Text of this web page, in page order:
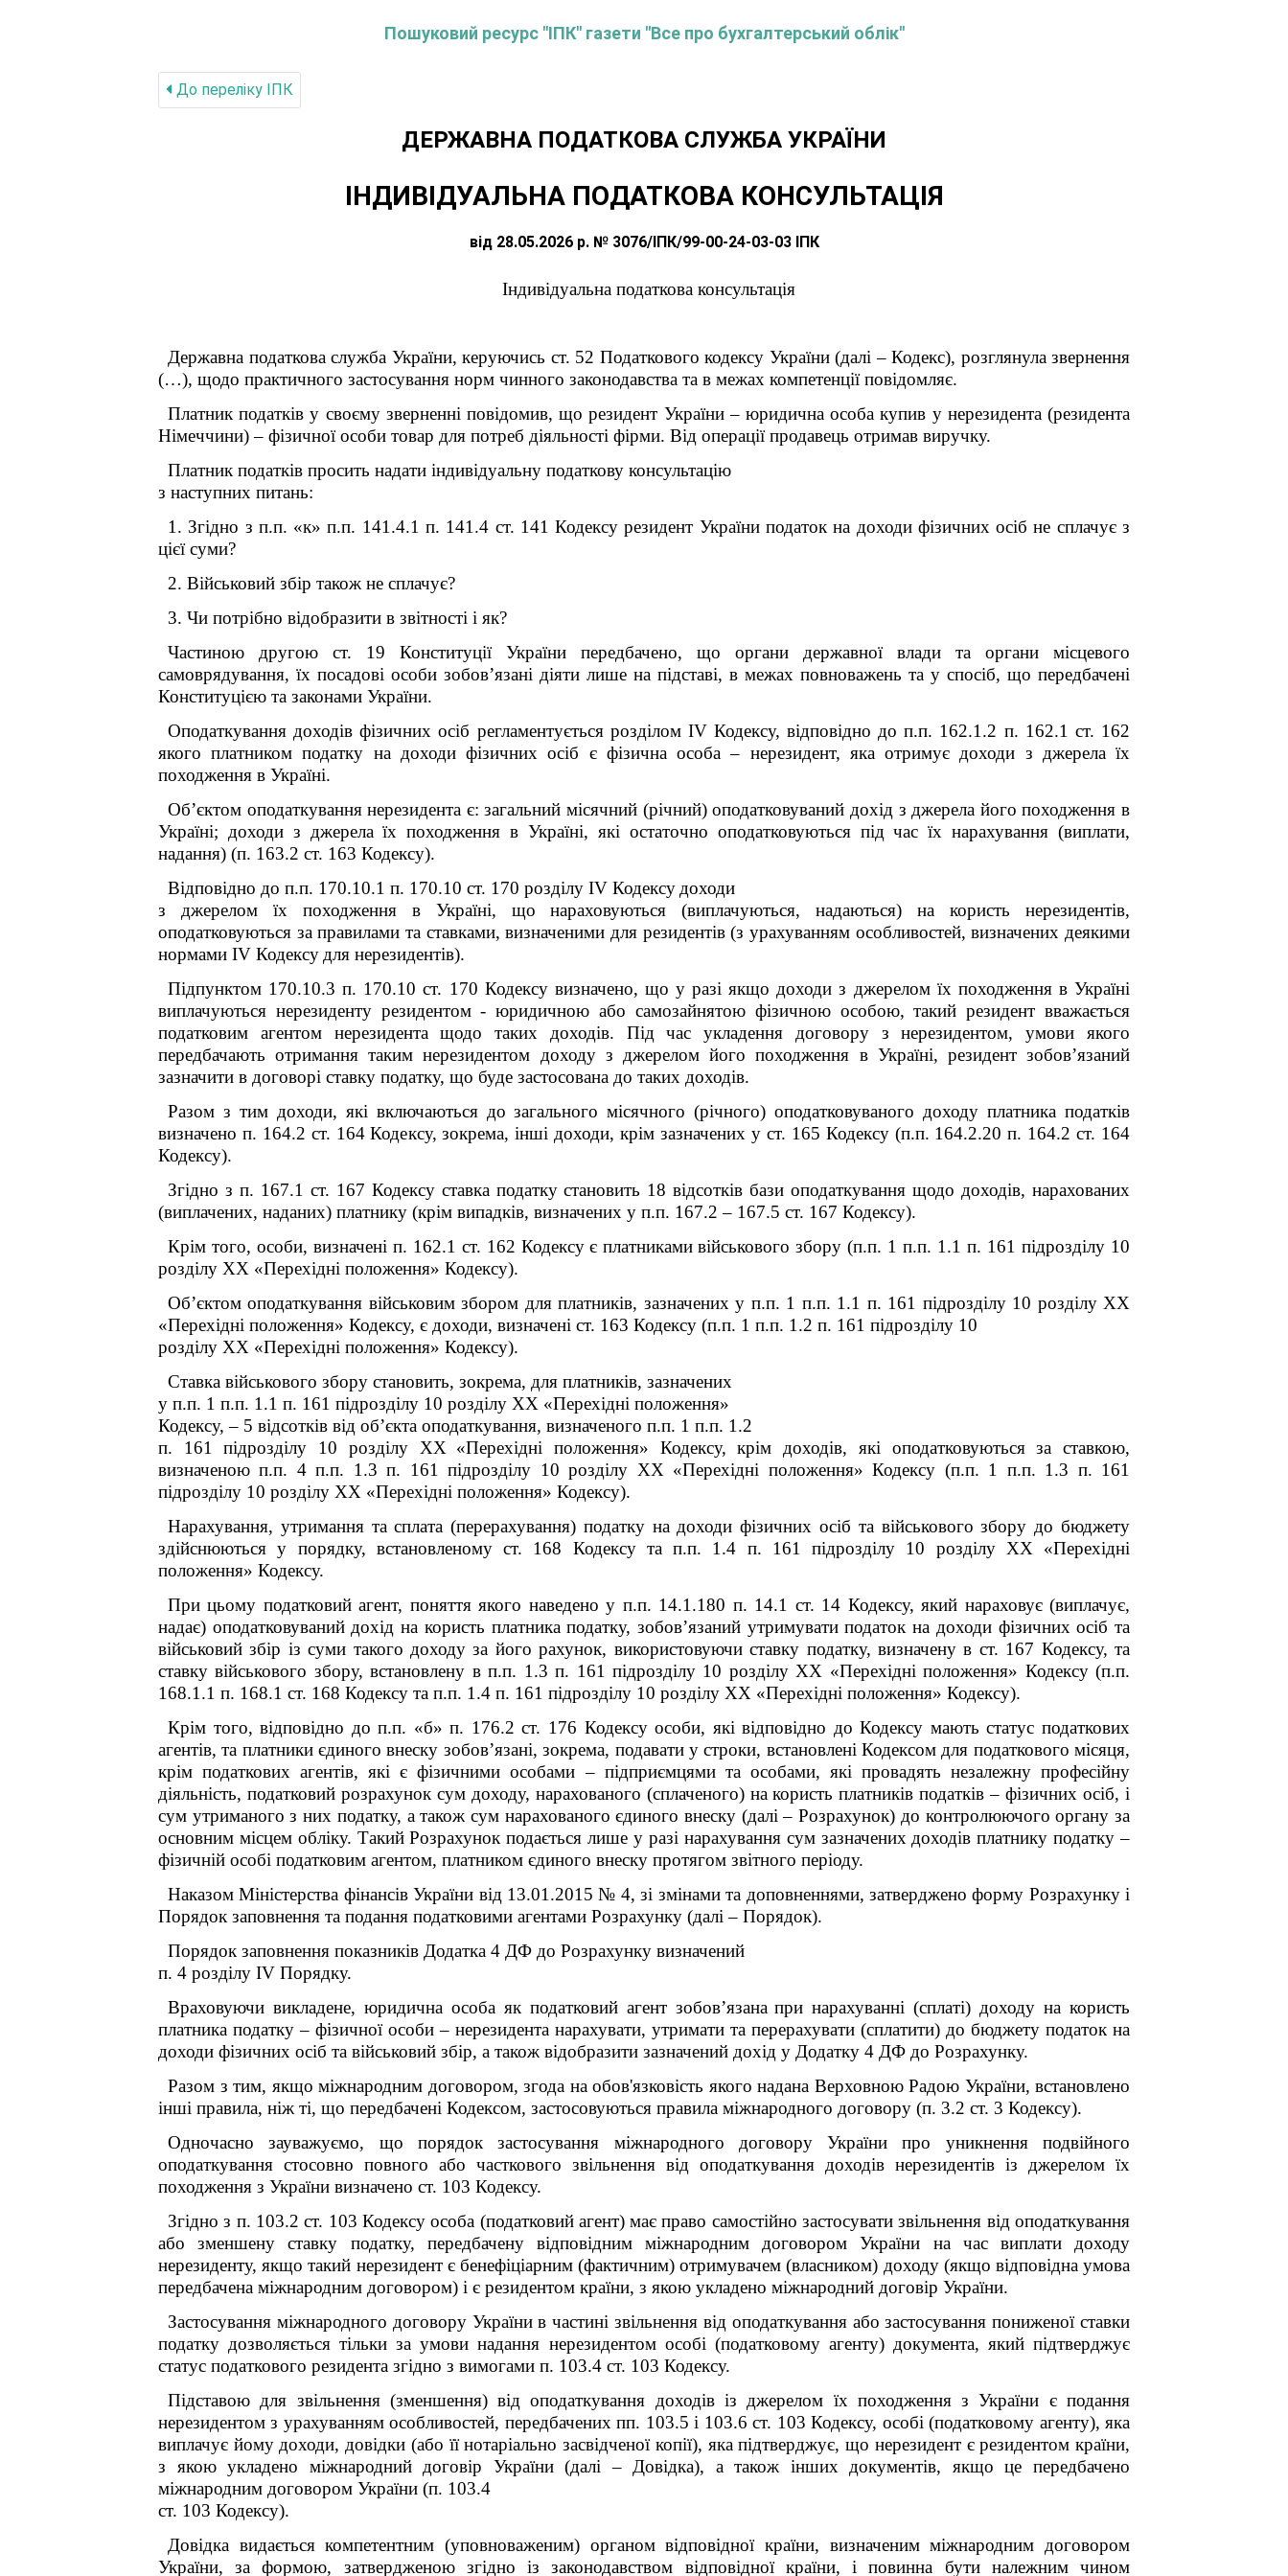
Пошуковий ресурс "ІПК" газети "Все про бухгалтерський облік"
До переліку IПК
ДЕРЖАВНА ПОДАТКОВА СЛУЖБА УКРАЇНИ
ІНДИВІДУАЛЬНА ПОДАТКОВА КОНСУЛЬТАЦІЯ
від 28.05.2026 р. № 3076/ІПК/99-00-24-03-03 ІПК
Індивідуальна податкова консультація
Державна податкова служба України, керуючись ст. 52 Податкового кодексу України (далі – Кодекс), розглянула звернення
(…), щодо практичного застосування норм чинного законодавства та в межах компетенції повідомляє.
Платник податків у своєму зверненні повідомив, що резидент України – юридична особа купив у нерезидента (резидента
Німеччини) – фізичної особи товар для потреб діяльності фірми. Від операції продавець отримав виручку.
Платник податків просить надати індивідуальну податкову консультацію
з наступних питань:
1. Згідно з п.п. «к» п.п. 141.4.1 п. 141.4 ст. 141 Кодексу резидент України податок на доходи фізичних осіб не сплачує з
цієї суми?
2. Військовий збір також не сплачує?
3. Чи потрібно відобразити в звітності і як?
Частиною другою ст. 19 Конституції України передбачено, що органи державної влади та органи місцевого
самоврядування, їх посадові особи зобов’язані діяти лише на підставі, в межах повноважень та у спосіб, що передбачені
Конституцією та законами України.
Оподаткування доходів фізичних осіб регламентується розділом IV Кодексу, відповідно до п.п. 162.1.2 п. 162.1 ст. 162
якого платником податку на доходи фізичних осіб є фізична особа – нерезидент, яка отримує доходи з джерела їх
походження в Україні.
Об’єктом оподаткування нерезидента є: загальний місячний (річний) оподатковуваний дохід з джерела його походження в
Україні; доходи з джерела їх походження в Україні, які остаточно оподатковуються під час їх нарахування (виплати,
надання) (п. 163.2 ст. 163 Кодексу).
Відповідно до п.п. 170.10.1 п. 170.10 ст. 170 розділу IV Кодексу доходи
з джерелом їх походження в Україні, що нараховуються (виплачуються, надаються) на користь нерезидентів,
оподатковуються за правилами та ставками, визначеними для резидентів (з урахуванням особливостей, визначених деякими
нормами IV Кодексу для нерезидентів).
Підпунктом 170.10.3 п. 170.10 ст. 170 Кодексувизначено, щоу разі якщо доходи з джерелом їх походження в Україні
виплачуються нерезиденту резидентом - юридичною або самозайнятою фізичною особою, такий резидент вважається
податковим агентом нерезидента щодо таких доходів. Під час укладення договору з нерезидентом, умови якого
передбачають отримання таким нерезидентом доходу з джерелом його походження в Україні, резидент зобов’язаний
зазначити в договорі ставку податку, що буде застосована до таких доходів.
Разом з тим доходи, які включаються до загального місячного (річного) оподатковуваного доходу платника податків
визначено п. 164.2 ст. 164 Кодексу, зокрема, інші доходи, крім зазначених у ст. 165 Кодексу (п.п. 164.2.20 п. 164.2 ст. 164
Кодексу).
Згідно з п. 167.1 ст. 167 Кодексу ставка податку становить 18 відсотків бази оподаткування щодо доходів, нарахованих
(виплачених, наданих) платнику (крім випадків, визначених у п.п. 167.2 – 167.5 ст. 167 Кодексу).
Крім того, особи, визначені п. 162.1 ст. 162 Кодексу є платниками військового збору (п.п. 1 п.п. 1.1 п. 161 підрозділу 10
розділу XX «Перехідні положення» Кодексу).
Об’єктомоподаткування військовим збором для платників, зазначених у п.п. 1 п.п. 1.1 п. 161 підрозділу 10 розділу XX
«Перехідні положення» Кодексу, є доходи, визначені ст. 163 Кодексу (п.п. 1 п.п. 1.2 п. 161 підрозділу 10
розділу XX «Перехідні положення» Кодексу).
Ставка військового збору становить, зокрема, для платників, зазначених
у п.п. 1 п.п. 1.1 п. 161 підрозділу 10 розділу XX «Перехідні положення»
Кодексу,– 5 відсотків від об’єкта оподаткування, визначеного п.п. 1 п.п. 1.2
п. 161 підрозділу 10 розділу XX «Перехідні положення» Кодексу, крім доходів, які оподатковуються за ставкою,
визначеною п.п. 4п.п. 1.3 п. 161 підрозділу 10 розділу XX «Перехідні положення»Кодексу (п.п. 1 п.п. 1.3 п. 161
підрозділу 10 розділу XX «Перехідні положення» Кодексу).
Нарахування, утримання та сплата (перерахування) податку на доходи фізичних осіб та військового збору до бюджету
здійснюються у порядку, встановленому ст. 168 Кодексута п.п. 1.4 п. 161 підрозділу 10 розділу XX «Перехідні
положення» Кодексу.
При цьому податковий агент, поняття якого наведено у п.п. 14.1.180 п. 14.1 ст. 14 Кодексу, який нараховує (виплачує,
надає) оподатковуваний дохід на користь платника податку, зобов’язаний утримувати податок на доходи фізичних осіб та
військовий збір із суми такого доходу за його рахунок, використовуючи ставку податку, визначену в ст. 167 Кодексу, та
ставку військового збору, встановлену в п.п. 1.3 п. 161 підрозділу 10 розділу XX «Перехідні положення» Кодексу (п.п.
168.1.1 п. 168.1 ст. 168 Кодексу та п.п. 1.4 п. 161 підрозділу 10 розділу XX «Перехідні положення» Кодексу).
Крім того, відповідно до п.п. «б» п. 176.2 ст. 176 Кодексу особи, які відповідно до Кодексу мають статус податкових
агентів, та платники єдиного внеску зобов’язані, зокрема, подавати у строки, встановлені Кодексом для податкового місяця,
крім податкових агентів, які є фізичними особами – підприємцями та особами, які провадять незалежну професійну
діяльність, податковий розрахунок сум доходу, нарахованого (сплаченого) на користь платників податків – фізичних осіб, і
сум утриманого з них податку, а також сум нарахованого єдиного внеску (далі – Розрахунок) до контролюючого органу за
основним місцем обліку. Такий Розрахунок подається лише у разі нарахування сум зазначених доходів платнику податку –
фізичній особі податковим агентом, платником єдиного внеску протягом звітного періоду.
Наказом Міністерства фінансів України від 13.01.2015 № 4, зі змінами та доповненнями, затверджено форму Розрахунку і
Порядок заповнення та подання податковими агентами Розрахунку (далі – Порядок).
Порядок заповнення показників Додатка 4 ДФ до Розрахунку визначений
п. 4 розділу IV Порядку.
Враховуючи викладене, юридична особа як податковийагент зобов’язана при нарахуванні(сплаті) доходу на користь
платника податку – фізичної особи – нерезидента нарахувати, утримати та перерахувати (сплатити) до бюджету податок на
доходи фізичних осіб та військовий збір, а також відобразити зазначений дохід у Додатку 4 ДФ до Розрахунку.
Разом з тим, якщо міжнародним договором, згода на обов'язковість якого надана Верховною Радою України, встановлено
інші правила, ніж ті, що передбачені Кодексом, застосовуються правила міжнародного договору (п. 3.2 ст. 3 Кодексу).
Одночасно зауважуємо, що порядок застосування міжнародного договору України про уникнення подвійного
оподаткування стосовно повного або часткового звільнення від оподаткування доходів нерезидентів із джерелом їх
походження з України визначено ст. 103 Кодексу.
Згідно з п. 103.2 ст. 103 Кодексу особа (податковий агент) має право самостійно застосувати звільнення від оподаткування
або зменшену ставку податку, передбачену відповідним міжнародним договором України на час виплати доходу
нерезиденту, якщо такий нерезидент є бенефіціарним (фактичним) отримувачем (власником) доходу (якщо відповідна умова
передбачена міжнародним договором) і є резидентом країни, з якою укладено міжнародний договір України.
Застосування міжнародного договору України в частині звільнення від оподаткування або застосування пониженої ставки
податку дозволяється тільки за умови надання нерезидентом особі (податковому агенту) документа, який підтверджує
статус податкового резидента згідно з вимогами п. 103.4 ст. 103 Кодексу.
Підставою для звільнення (зменшення) від оподаткування доходів із джерелом їх походження з України є подання
нерезидентом з урахуванням особливостей, передбачених пп. 103.5 і 103.6 ст. 103 Кодексу, особі (податковому агенту), яка
виплачує йому доходи, довідки (або її нотаріально засвідченої копії), яка підтверджує, що нерезидент є резидентом країни,
з якою укладено міжнародний договір України (далі – Довідка), а також інших документів, якщо це передбачено
міжнародним договором України (п. 103.4
ст. 103 Кодексу).
Довідка видається компетентним (уповноваженим) органом відповідної країни, визначеним міжнародним договором
України, за формою, затвердженою згідно із законодавством відповідної країни, і повинна бути належним чином